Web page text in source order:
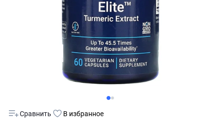
Сравнить В избранное